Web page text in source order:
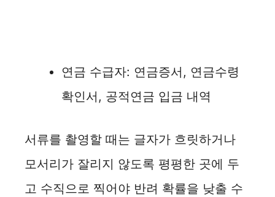
연금 수급자: 연금증서, 연금수령
확인서, 공적연금 입금 내역
서류를 촬영할 때는 글자가 흐릿하거나
모서리가 잘리지 않도록 평평한 곳에 두
고 수직으로 찍어야 반려 확률을 낮출 수